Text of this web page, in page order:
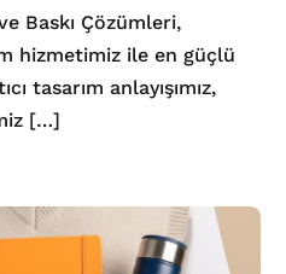
Baskı Çözümleri,
hizmetimiz ile en güçlü
tasarım anlayışımız,
[…]